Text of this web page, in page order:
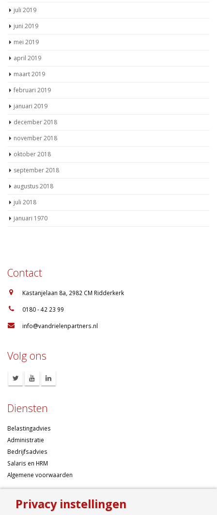
juli 2019
juni 2019
mei 2019
april 2019
maart 2019
februari 2019
januari 2019
december 2018
november 2018
oktober 2018
september 2018
augustus 2018
juli 2018
januari 1970
Contact
Kastanjelaan 8a, 2982 CM Ridderkerk
0180 - 42 23 99
info@vandrielenpartners.nl
Volg ons
Diensten
Belastingadvies
Administratie
Bedrijfsadvies
Salaris en HRM
Algemene voorwaarden
Over ons
Privacy instellingen